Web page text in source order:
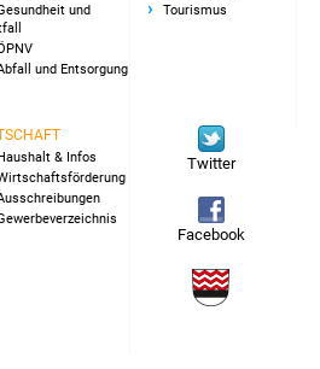
Pflegeheim
Familientreff
Kinder und Jugendliche
Schülerferienprogramm
und
und Entsorgung
Tourismus
& Infos
Twitter
Facebook